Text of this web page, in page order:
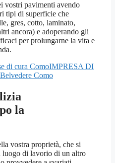
vostri pavimenti avendo
tipi di superficie che
gres, cotto, laminato,
ancora) e adoperando gli
per prolungarne la vita e
IMPRESA DI
Como
la
vostra proprietà, che si
luogo di lavorio di un altro